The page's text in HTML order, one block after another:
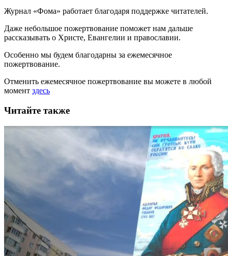
Журнал «Фома» работает благодаря поддержке читателей.
Даже небольшое пожертвование поможет нам дальше
рассказывать о Христе, Евангелии и православии.
Особенно мы будем благодарны за ежемесячное
пожертвование.
Отменить ежемесячное пожертвование вы можете в любой
момент здесь
Читайте также